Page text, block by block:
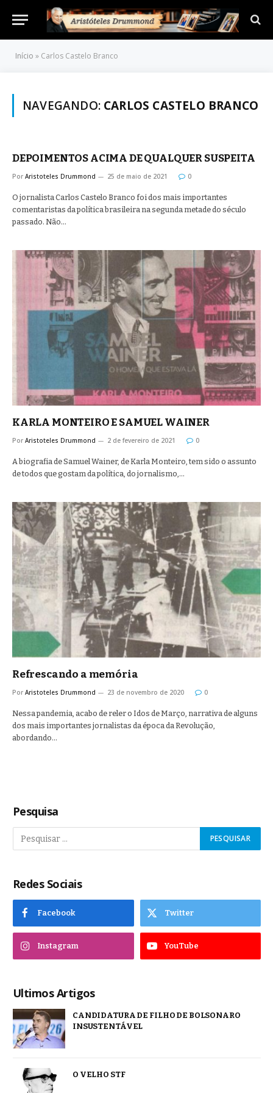
Início » Carlos Castelo Branco
NAVEGANDO: CARLOS CASTELO BRANCO
DEPOIMENTOS ACIMA DE QUALQUER SUSPEITA
Por Aristoteles Drummond 25 de maio de 2021 0
O jornalista Carlos Castelo Branco foi dos mais importantes
comentaristas da política brasileira na segunda metade do século
passado. Não…
KARLA MONTEIRO E SAMUEL WAINER
Por Aristoteles Drummond 2 de fevereiro de 2021 0
A biografia de Samuel Wainer, de Karla Monteiro, tem sido o assunto
de todos que gostam da política, do jornalismo,…
Refrescando a memória
Por Aristoteles Drummond 23 de novembro de 2020 0
Nessa pandemia, acabo de reler o Idos de Março, narrativa de alguns
dos mais importantes jornalistas da época da Revolução,
abordando…
Pesquisa
Redes Sociais
Facebook Twitter
Instagram YouTube
Ultimos Artigos
CANDIDATURA DE FILHO DE BOLSONARO
INSUSTENTÁVEL
O VELHO STF